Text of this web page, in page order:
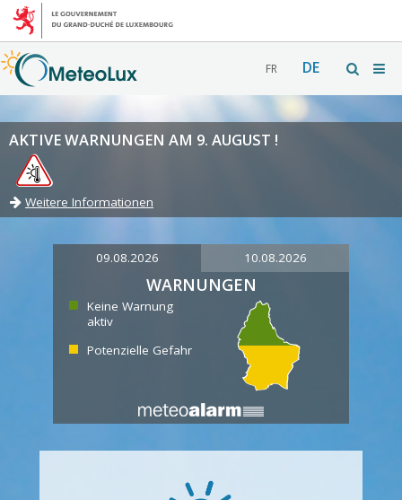
FR DE
AKTIVE WARNUNGEN AM 9. AUGUST !
Weitere Informationen
09.08.2026 10.08.2026
WARNUNGEN
Keine Warnung
aktiv
Potenzielle Gefahr